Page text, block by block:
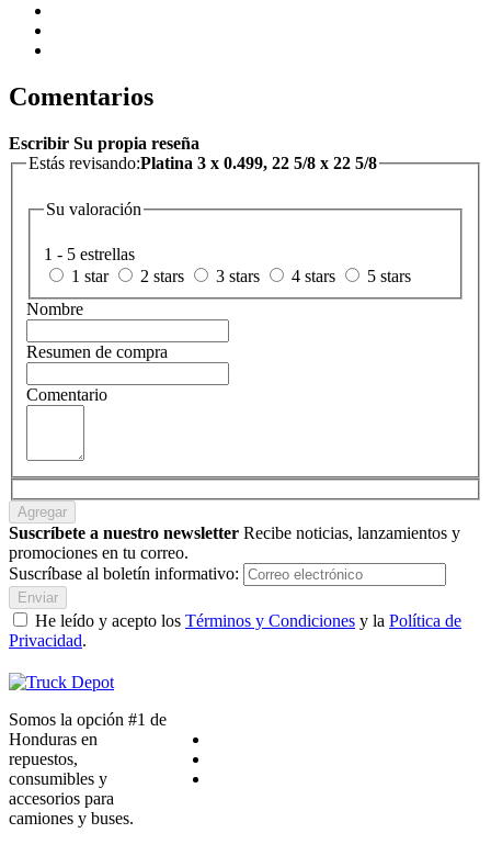
Comentarios
Escribir Su propia reseña
Estás revisando:Platina 3 x 0.499, 22 5/8 x 22 5/8
Su valoración
1 - 5 estrellas
1 star
2 stars 3 stars 4 stars
5 stars
Nombre
Resumen de compra
Comentario
Agregar
Suscríbete a nuestro newsletter Recibe noticias, lanzamientos y
promociones en tu correo.
Suscríbase al boletín informativo:
Enviar
He leído y acepto los Términos y Condiciones y la Política de
Privacidad.
Somos la opción #1 de
Honduras en
repuestos,
consumibles y
accesorios para
camiones y buses.